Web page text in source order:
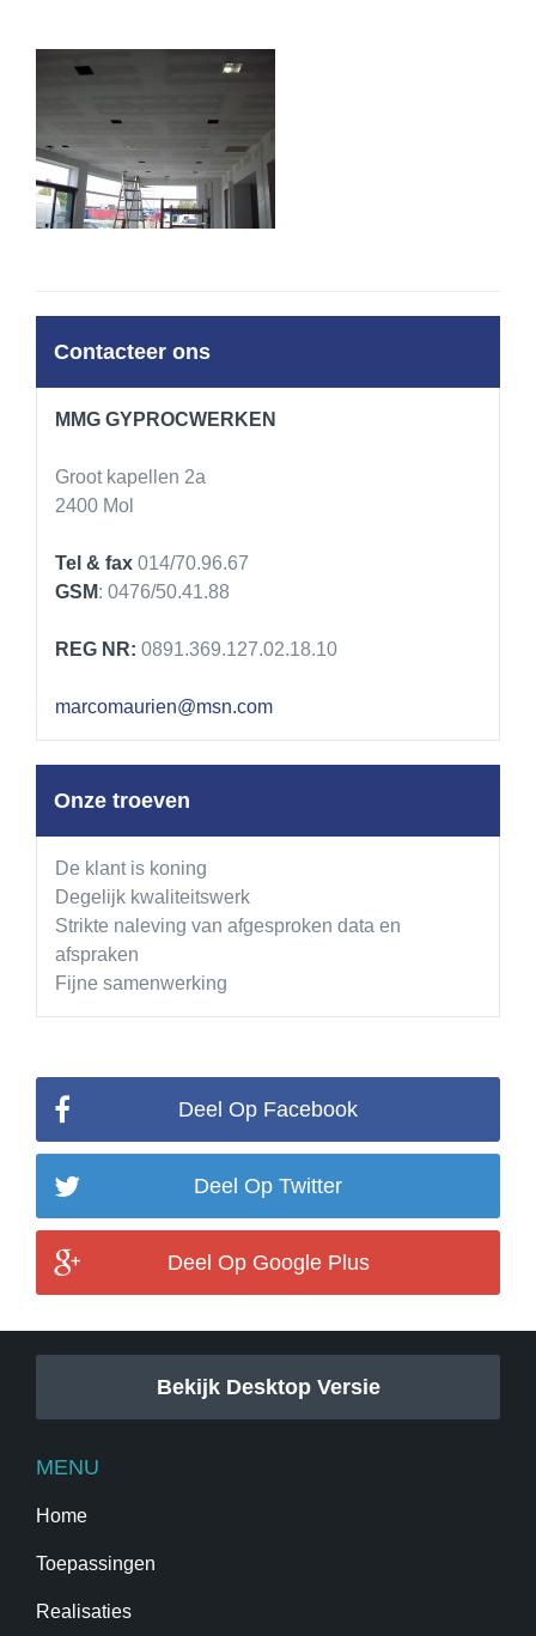
Contacteer ons
MMG GYPROCWERKEN
Groot kapellen 2a
2400 Mol
Tel & fax 014/70.96.67
GSM: 0476/50.41.88
REG NR: 0891.369.127.02.18.10
marcomaurien@msn.com
Onze troeven
De klant is koning
Degelijk kwaliteitswerk
Strikte naleving van afgesproken data en
afspraken
Fijne samenwerking
Deel Op Facebook
Deel Op Twitter
Deel Op Google Plus
Bekijk Desktop Versie
MENU
Home
Toepassingen
Realisaties